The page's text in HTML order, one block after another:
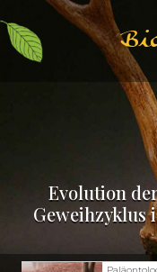
Evolution
Geweihzyklus